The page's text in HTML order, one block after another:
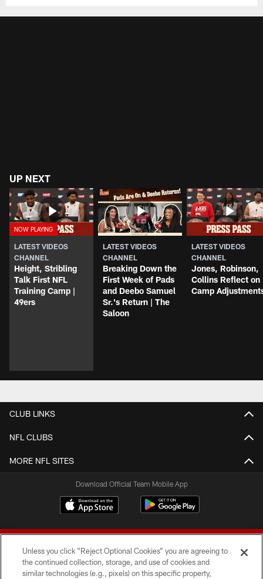
UP NEXT
LATEST VIDEOS
CHANNEL
Height, Stribling
Talk First NFL
Training Camp |
49ers
LATEST VIDEOS
CHANNEL
Breaking Down the
First Week of Pads
and Deebo Samuel
Sr.'s Return | The
Saloon
LATEST VIDEOS
CHANNEL
Jones, Robinson,
Collins Reflect on
Camp
CLUB LINKS
NFL CLUBS
MORE NFL SITES
Download Official Team Mobile App
Unless you click “Reject Optional Cookies” you are agreeing to
the continued collection, storage, and use of cookies and
similar technologies (e.g., pixels) on this specific property,